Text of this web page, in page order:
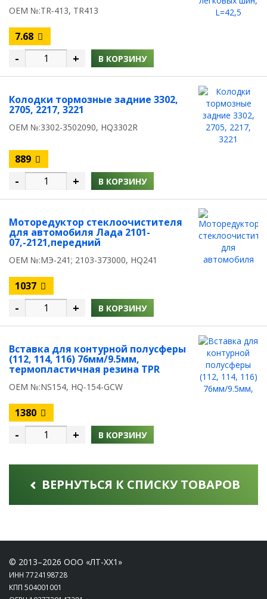
OEM №:TR-413, TR413
7.68
- + В КОРЗИНУ
Колодки тормозные задние 3302,
2705, 2217, 3221
OEM №:3302-3502090, HQ3302R
889
- + В КОРЗИНУ
Моторедуктор стеклоочистителя
для автомобиля Лада 2101-
07,-2121,передний
OEM №:МЭ-241; 2103-373000, HQ241
1037
- + В КОРЗИНУ
Вставка для контурной полусферы
(112, 114, 116) 76мм/9.5мм,
термопластичная резина TPR
OEM №:NS154, HQ-154-GCW
1380
- + В КОРЗИНУ
ВЕРНУТЬСЯ К СПИСКУ ТОВАРОВ
© 2013–2026 ООО «ЛТ-ХХ1»
ИНН 7724198728
КПП 504001001